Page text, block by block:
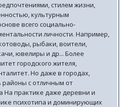
стилем жизни,
культурным
всего социально-
личности. Например,
рыбаки, воители,
ювелиры и др... Более
городского жителя,
Но даже в городах,
районы с отличным от
На практике даже деревни и
психотипа и доминирующих